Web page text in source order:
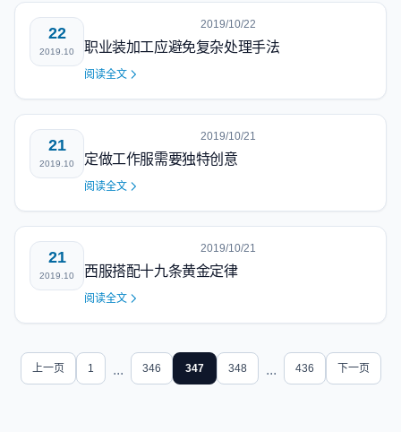
22
2019.10
2019/10/22
职业装加工应避免复杂处理手法
阅读全文
21
2019.10
2019/10/21
定做工作服需要独特创意
阅读全文
21
2019.10
2019/10/21
西服搭配十九条黄金定律
阅读全文
上一页 1 ... 346 347 348 ... 436 下一页